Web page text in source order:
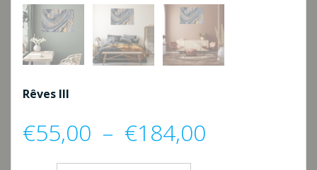
Rêves III
€55,00 – €184,00